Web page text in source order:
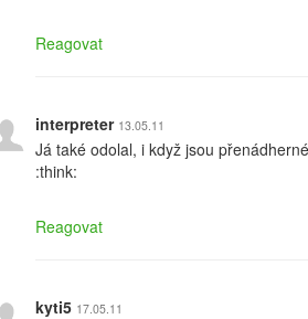
Reagovat
interpreter 13.05.11
Já také odolal, i když jsou
:think:
Reagovat
kyti5 17.05.11